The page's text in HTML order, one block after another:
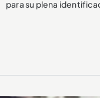
para su plena